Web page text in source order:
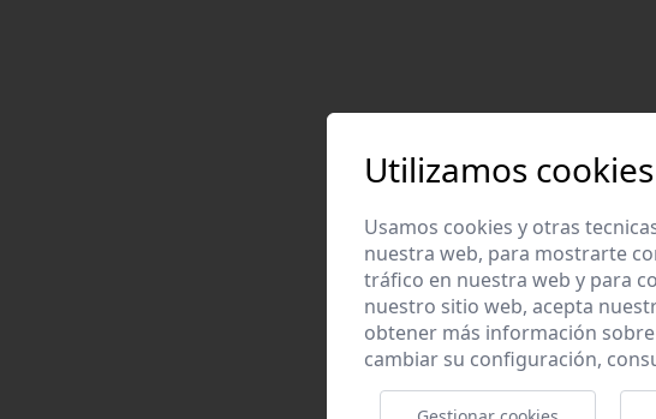
Utilizamos cookies
Usamos cookies y otras
nuestra web, para mostrarte
tráfico en nuestra web y para
nuestro sitio web, acepta
obtener más información
cambiar su configuración,